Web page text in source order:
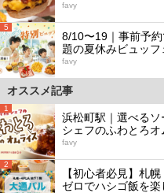
favy
5
8/10〜19｜事前予
題の夏休みビュッフ
favy
オススメ記事
1
浜松町駅｜選べる
シェフのふわとろオ
favy
2
【初心者必見】札
ゼロでハシゴ飯を楽